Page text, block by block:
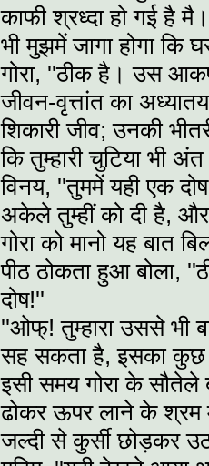
काफी श्रध्दा हो गई है
भी मुझमें जागा होगा कि
गोरा, ''ठीक है। उस
जीवन-वृत्तांत का
शिकारी जीव; उनकी
कि तुम्हारी चुटिया भी
विनय, ''तुममें यही एक
अकेले तुम्हीं को दी है, और
गोरा को मानो यह बात
पीठ ठोकता हुआ बोला,
दोष!''
''ओफ्! तुम्हारा उससे भी
सह सकता है, इसका कुछ
इसी समय गोरा के सौतेले
ढोकर ऊपर लाने के श्रम
जल्दी से कुर्सी छोड़कर